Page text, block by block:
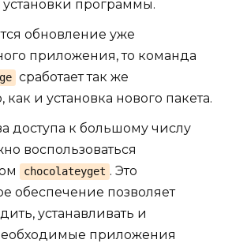
программы.
обновление уже
приложения, то команда
сработает так же
и установка нового пакета.
доступа к большому числу
воспользоваться
chocolateyget . Это
обеспечение позволяет
устанавливать и
приложения